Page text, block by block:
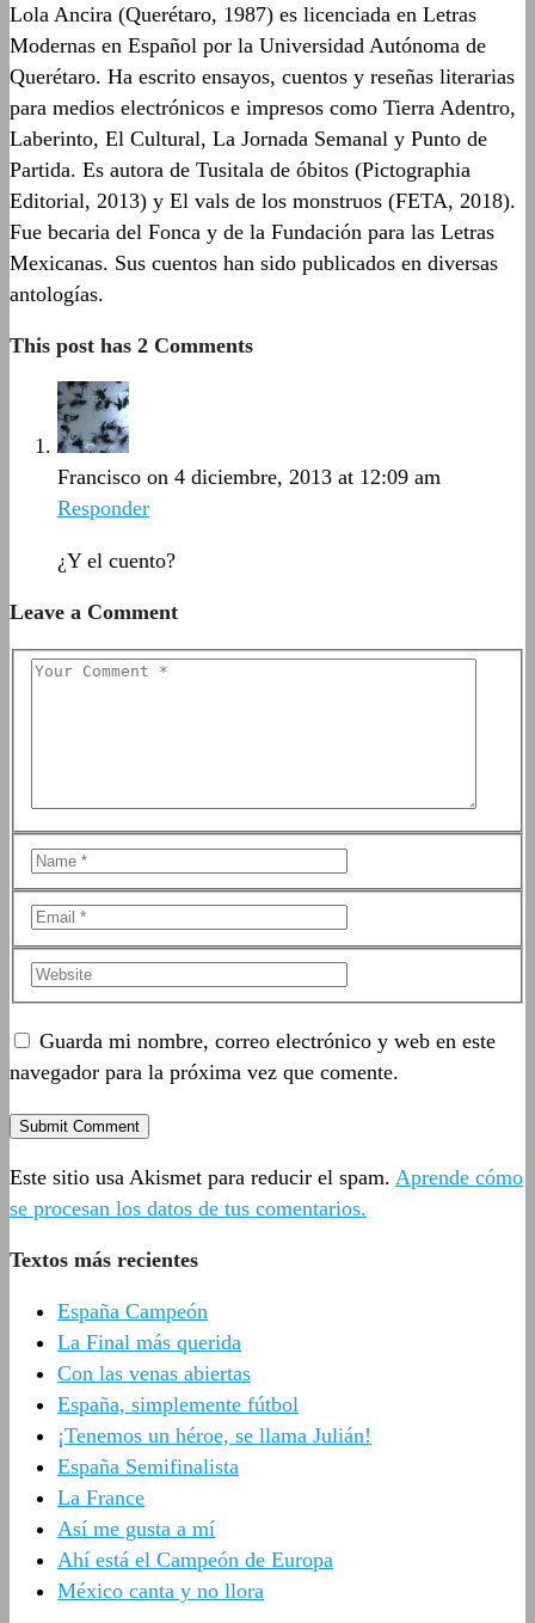
Lola Ancira (Querétaro, 1987) es licenciada en Letras
Modernas en Español por la Universidad Autónoma de
Querétaro. Ha escrito ensayos, cuentos y reseñas literarias
para medios electrónicos e impresos como Tierra Adentro,
Laberinto, El Cultural, La Jornada Semanal y Punto de
Partida. Es autora de Tusitala de óbitos (Pictographia
Editorial, 2013) y El vals de los monstruos (FETA, 2018).
Fue becaria del Fonca y de la Fundación para las Letras
Mexicanas. Sus cuentos han sido publicados en diversas
antologías.
This post has 2 Comments
Francisco on 4 diciembre, 2013 at 12:09 am
Responder
¿Y el cuento?
Leave a Comment
Guarda mi nombre, correo electrónico y web en este
navegador para la próxima vez que comente.
Este sitio usa Akismet para reducir el spam. Aprende cómo
se procesan los datos de tus comentarios.
Textos más recientes
España Campeón
La Final más querida
Con las venas abiertas
España, simplemente fútbol
¡Tenemos un héroe, se llama Julián!
España Semifinalista
La France
Así me gusta a mí
Ahí está el Campeón de Europa
México canta y no llora